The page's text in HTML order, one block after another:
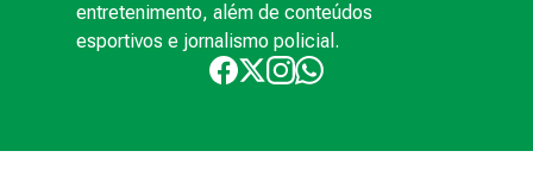
entretenimento, além de conteúdos
esportivos e jornalismo policial.